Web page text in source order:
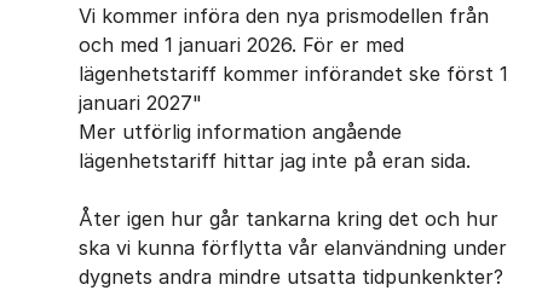
Vi kommer införa den nya prismodellen från
och med 1 januari 2026. För er med
lägenhetstariff kommer införandet ske först 1
januari 2027"
Mer utförlig information angående
lägenhetstariff hittar jag inte på eran sida.
Åter igen hur går tankarna kring det och hur
ska vi kunna förflytta vår elanvändning under
dygnets andra mindre utsatta tidpunkenkter?